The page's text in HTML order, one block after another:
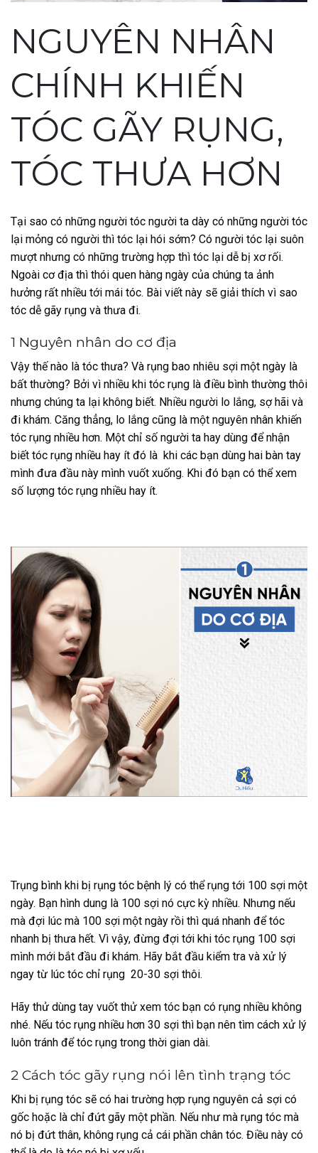
NGUYÊN NHÂN
CHÍNH KHIẾN
TÓC GÃY RỤNG,
TÓC THƯA HƠN
Tại sao có những người tóc người ta dày có những người tóc
lại mỏng có người thì tóc lại hói sớm? Có người tóc lại suôn
mượt nhưng có những trường hợp thì tóc lại dễ bị xơ rối.
Ngoài cơ địa thì thói quen hàng ngày của chúng ta ảnh
hưởng rất nhiều tới mái tóc. Bài viết này sẽ giải thích vì sao
tóc dễ gãy rụng và thưa đi.
1 Nguyên nhân do cơ địa
Vậy thế nào là tóc thưa? Và rụng bao nhiêu sợi một ngày là
bất thường? Bởi vì nhiều khi tóc rụng là điều bình thường thôi
nhưng chúng ta lại không biết. Nhiều người lo lắng, sợ hãi và
đi khám. Căng thẳng, lo lắng cũng là một nguyên nhân khiến
tóc rụng nhiều hơn. Một chỉ số người ta hay dùng để nhận
biết tóc rụng nhiều hay ít đó là khi các bạn dùng hai bàn tay
mình đưa đầu này mình vuốt xuống. Khi đó bạn có thể xem
số lượng tóc rụng nhiều hay ít.
Trụng bình khi bị rụng tóc bệnh lý có thể rụng tới 100 sợi một
ngày. Bạn hình dung là 100 sợi nó cực kỳ nhiều. Nhưng nếu
mà đợi lúc mà 100 sợi một ngày rồi thì quá nhanh để tóc
nhanh bị thưa hết. Vì vậy, đừng đợi tới khi tóc rụng 100 sợi
mình mới bắt đầu đi khám. Hãy bắt đầu kiểm tra và xử lý
ngay từ lúc tóc chỉ rụng 20-30 sợi thôi.
Hãy thử dùng tay vuốt thử xem tóc bạn có rụng nhiều không
nhé. Nếu tóc rụng nhiều hơn 30 sợi thì bạn nên tìm cách xử lý
luôn tránh để tóc rụng trong thời gian dài.
2 Cách tóc gãy rụng nói lên tình trạng tóc
Khi bị rụng tóc sẽ có hai trường hợp rụng nguyên cả sợi có
gốc hoặc là chỉ đứt gãy một phần. Nếu như mà rụng tóc mà
nó bị đứt thân, không rụng cả cái phần chân tóc. Điều này có